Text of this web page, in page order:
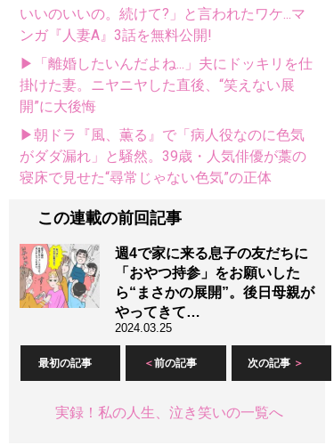
いいのいいの。続けて?」と言われたワケ...マ
ンガ『人妻A』3話を無料公開!
▶「離婚したいんだよね...」夫にドッキリを仕
掛けた妻。ニヤニヤした直後、“笑えない展
開”に大後悔
▶朝ドラ『風、薫る』で「病人役なのに色気
がダダ漏れ」と騒然。39歳・人気俳優が藁の
寝床で見せた“尋常じゃない色気”の正体
この連載の前回記事
週4で家に来る息子の友だちに
「おやつ持参」をお願いした
ら“まさかの展開”。後日母親が
やってきて…
2024.03.25
最初の記事 前の記事 次の記事
実録！私の人生、泣き笑いの一覧へ